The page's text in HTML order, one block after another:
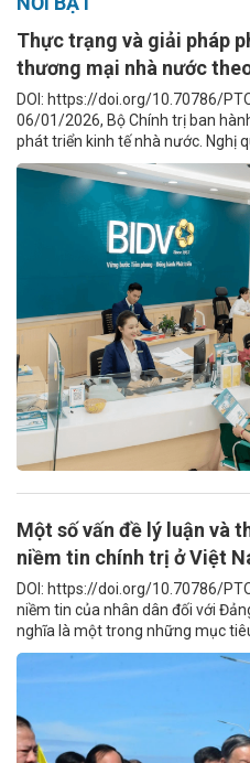
Thực trạng và giải pháp
thương mại nhà nước
DOI: https://doi.org/10.70786/
06/01/2026, Bộ Chính trị ban
phát triển kinh tế nhà nước. Nghị
Một số vấn đề lý luận và
niềm tin chính trị ở Việt
DOI: https://doi.org/10.70786/
niềm tin của nhân dân đối với
nghĩa là một trong những mục